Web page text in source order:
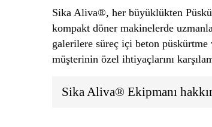
Sika Aliva®, her büyüklükten
kompakt döner makinelerde
galerilere süreç içi beton
müşterinin özel ihtiyaçlarını
Sika Aliva® Ekipmanı